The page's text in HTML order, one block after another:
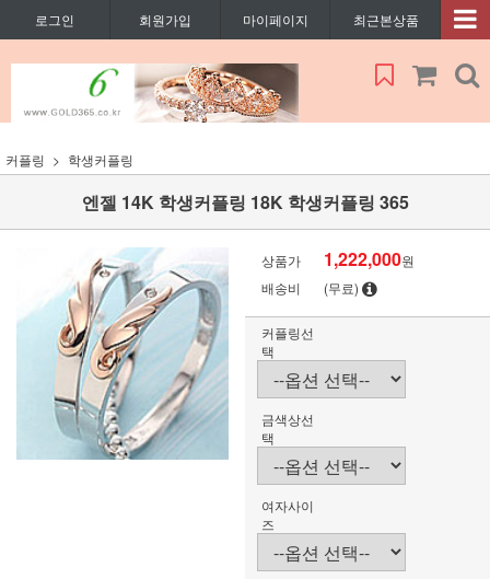
로그인 회원가입 마이페이지 최근본상품
커플링 학생커플링
엔젤 14K 학생커플링 18K 학생커플링 365
상품가 1,222,000원
배송비
(무료)
커플링선
택
금색상선
택
여자사이
즈